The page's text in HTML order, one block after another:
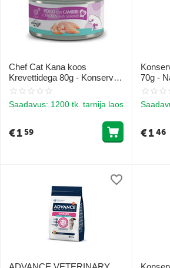
Chef Cat Kana koos
Krevettidega 80g - Konservid
kanaliha ja krevettidega
Saadavus: 1200 tk. tarnija laos
€159
70g -
€146